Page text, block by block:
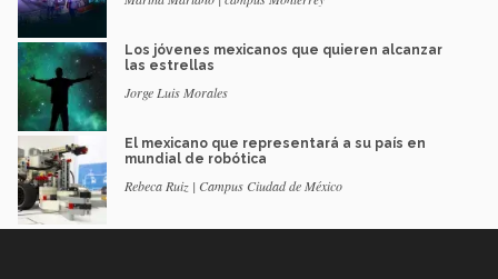
Los jóvenes mexicanos que quieren alcanzar
las estrellas
Jorge Luis Morales
El mexicano que representará a su país en
mundial de robótica
Rebeca Ruiz | Campus Ciudad de México